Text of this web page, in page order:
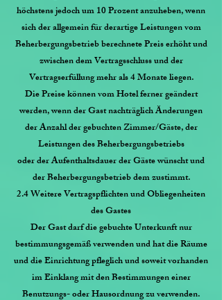
höchstens jedoch um 10 Prozent anzuheben, wenn
sich der allgemein für derartige Leistungen vom
Beherbergungsbetrieb berechnete Preis erhöht und
zwischen dem Vertragsschluss und der
Vertragserfüllung mehr als 4 Monate liegen.
Die Preise können vom Hotel ferner geändert
werden, wenn der Gast nachträglich Änderungen
der Anzahl der gebuchten Zimmer/Gäste, der
Leistungen des Beherbergungsbetriebs
oder der Aufenthaltsdauer der Gäste wünscht und
der Beherbergungsbetrieb dem zustimmt.
2.4 Weitere Vertragspflichten und Obliegenheiten
des Gastes
Der Gast darf die gebuchte Unterkunft nur
bestimmungsgemäß verwenden und hat die Räume
und die Einrichtung pfleglich und soweit vorhanden
im Einklang mit den Bestimmungen einer
Benutzungs- oder Hausordnung zu verwenden.